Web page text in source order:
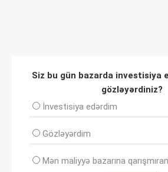
Siz bu gün bazarda investisiya
gözləyərdiniz?
İnvеstisiya edərdim
Gözləyərdim
Mən maliyyə bazarına